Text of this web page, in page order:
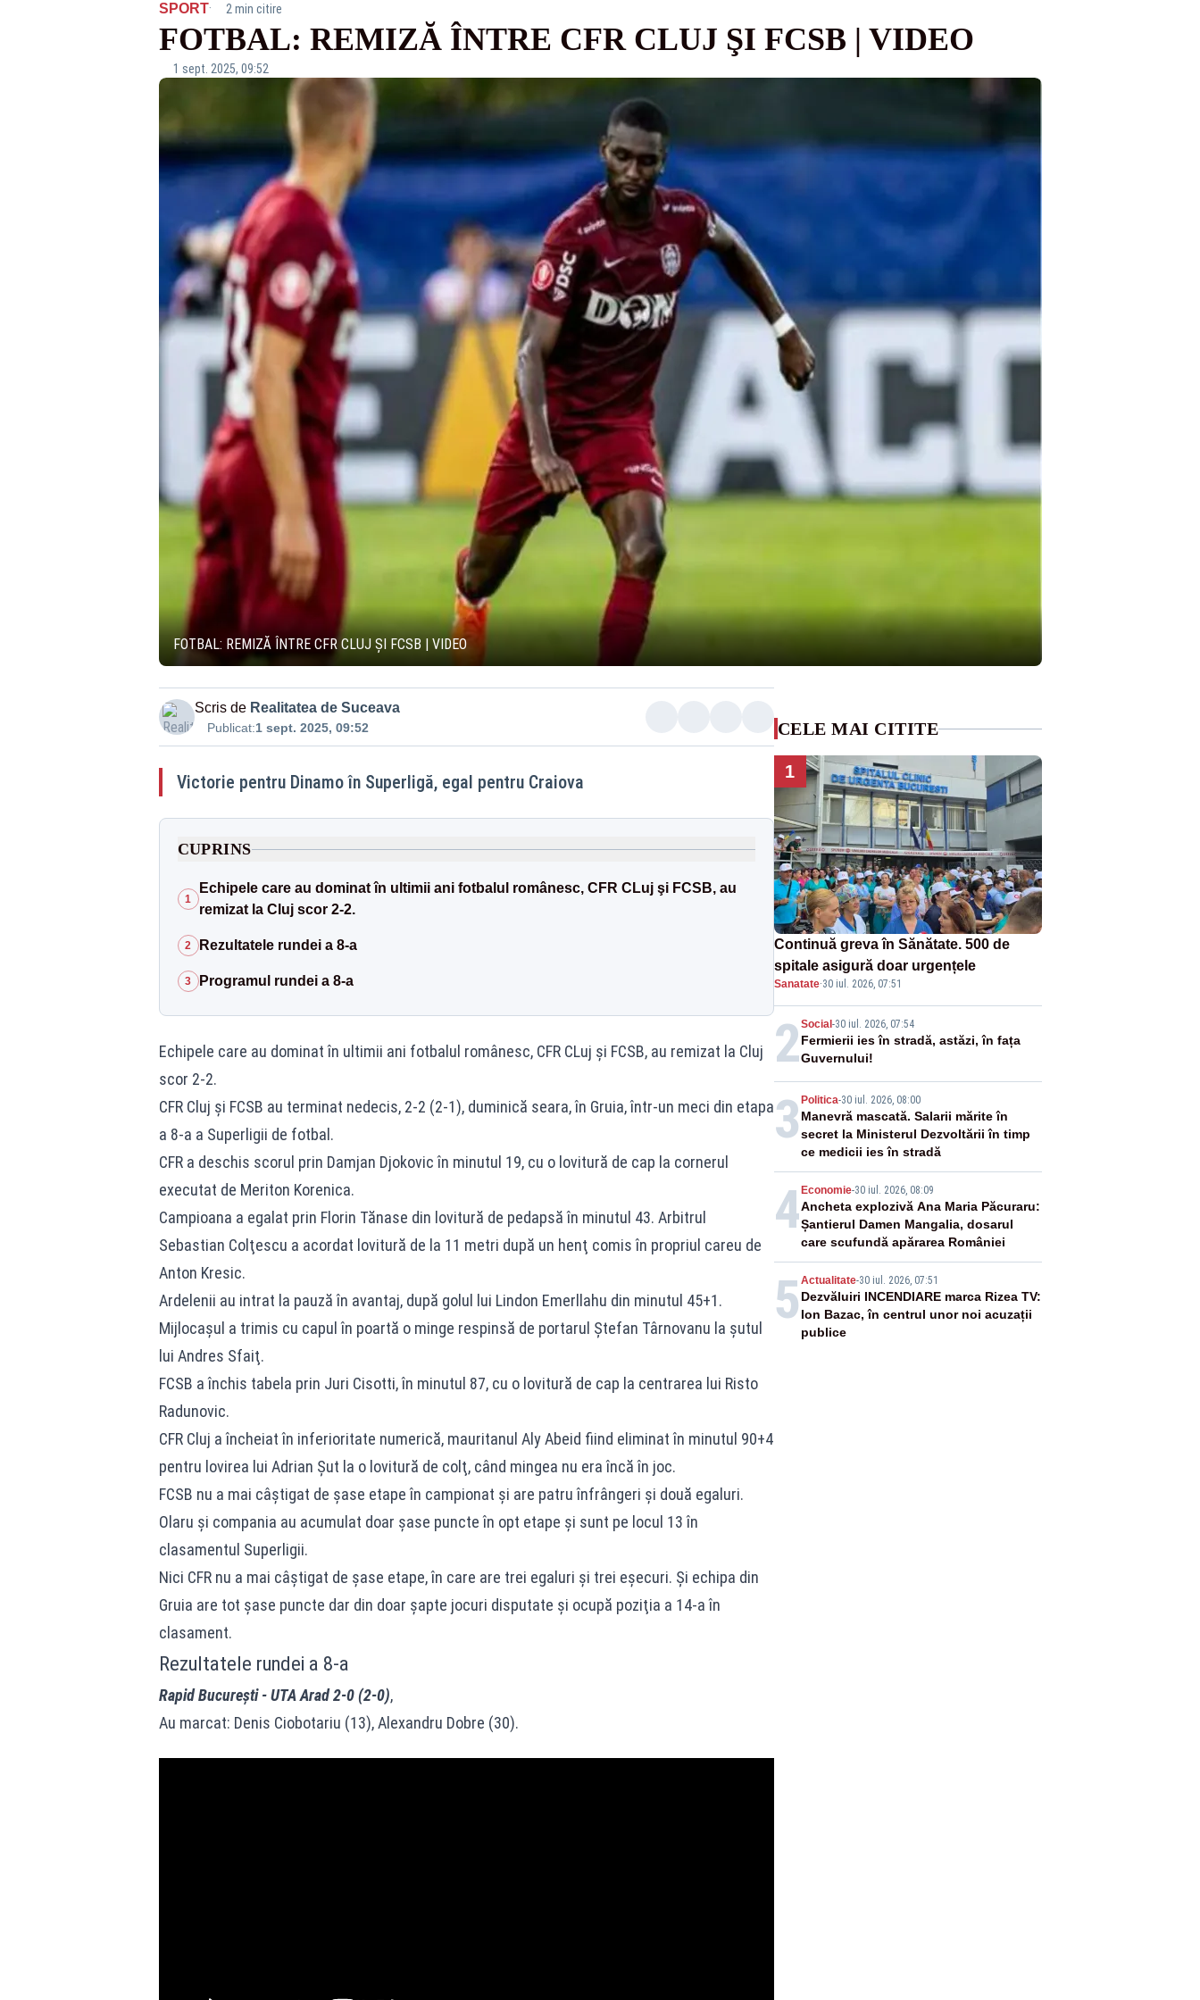
SPORT· 2 min citire
FOTBAL: REMIZĂ ÎNTRE CFR CLUJ ŞI FCSB | VIDEO
1 sept. 2025, 09:52
FOTBAL: REMIZĂ ÎNTRE CFR CLUJ ŞI FCSB | VIDEO
Scris de Realitatea de Suceava
Publicat:1 sept. 2025, 09:52
Victorie pentru Dinamo în Superligă, egal pentru Craiova
CUPRINS
1
Echipele care au dominat în ultimii ani fotbalul românesc, CFR CLuj şi FCSB, au
remizat la Cluj scor 2-2.
2 Rezultatele rundei a 8-a
3 Programul rundei a 8-a
Echipele care au dominat în ultimii ani fotbalul românesc, CFR CLuj şi FCSB, au remizat la Cluj
scor 2-2.
CFR Cluj şi FCSB au terminat nedecis, 2-2 (2-1), duminică seara, în Gruia, într-un meci din etapa
a 8-a a Superligii de fotbal.
CFR a deschis scorul prin Damjan Djokovic în minutul 19, cu o lovitură de cap la cornerul
executat de Meriton Korenica.
Campioana a egalat prin Florin Tănase din lovitură de pedapsă în minutul 43. Arbitrul
Sebastian Colţescu a acordat lovitură de la 11 metri după un henţ comis în propriul careu de
Anton Kresic.
Ardelenii au intrat la pauză în avantaj, după golul lui Lindon Emerllahu din minutul 45+1.
Mijlocaşul a trimis cu capul în poartă o minge respinsă de portarul Ştefan Târnovanu la şutul
lui Andres Sfaiţ.
FCSB a închis tabela prin Juri Cisotti, în minutul 87, cu o lovitură de cap la centrarea lui Risto
Radunovic.
CFR Cluj a încheiat în inferioritate numerică, mauritanul Aly Abeid fiind eliminat în minutul 90+4
pentru lovirea lui Adrian Şut la o lovitură de colţ, când mingea nu era încă în joc.
FCSB nu a mai câştigat de şase etape în campionat şi are patru înfrângeri şi două egaluri.
Olaru şi compania au acumulat doar şase puncte în opt etape şi sunt pe locul 13 în
clasamentul Superligii.
Nici CFR nu a mai câştigat de şase etape, în care are trei egaluri şi trei eşecuri. Şi echipa din
Gruia are tot şase puncte dar din doar şapte jocuri disputate şi ocupă poziţia a 14-a în
clasament.
Rezultatele rundei a 8-a
Rapid Bucureşti - UTA Arad 2-0 (2-0),
Au marcat: Denis Ciobotariu (13), Alexandru Dobre (30).
CELE MAI CITITE
1
Continuă greva în Sănătate. 500 de
spitale asigură doar urgențele
Sanatate·30 iul. 2026, 07:51
2Social -30 iul. 2026, 07:54
Fermierii ies în stradă, astăzi, în fața
Guvernului!
3 Politica-30 iul. 2026, 08:00
Manevră mascată. Salarii mărite în
secret la Ministerul Dezvoltării în timp
ce medicii ies în stradă
4 Economie-30 iul. 2026, 08:09
Ancheta explozivă Ana Maria Păcuraru:
Șantierul Damen Mangalia, dosarul
care scufundă apărarea României
5 Actualitate-30 iul. 2026, 07:51
Dezvăluiri INCENDIARE marca Rizea TV:
Ion Bazac, în centrul unor noi acuzații
publice